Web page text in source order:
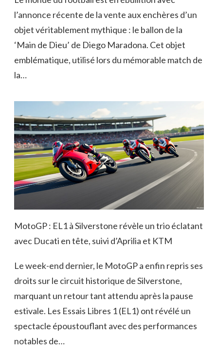
l’annonce récente de la vente aux enchères d’un
objet véritablement mythique : le ballon de la
‘Main de Dieu’ de Diego Maradona. Cet objet
emblématique, utilisé lors du mémorable match de
la…
MotoGP : EL1 à Silverstone révèle un trio éclatant
avec Ducati en tête, suivi d’Aprilia et KTM
Le week-end dernier, le MotoGP a enfin repris ses
droits sur le circuit historique de Silverstone,
marquant un retour tant attendu après la pause
estivale. Les Essais Libres 1 (EL1) ont révélé un
spectacle époustouflant avec des performances
notables de…